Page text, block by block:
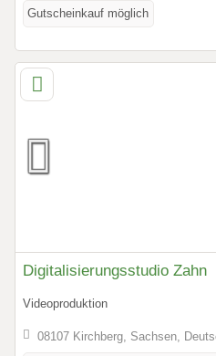
Gutscheinkauf möglich
Digitalisierungsstudio Zahn
Videoproduktion
08107 Kirchberg, Sachsen,